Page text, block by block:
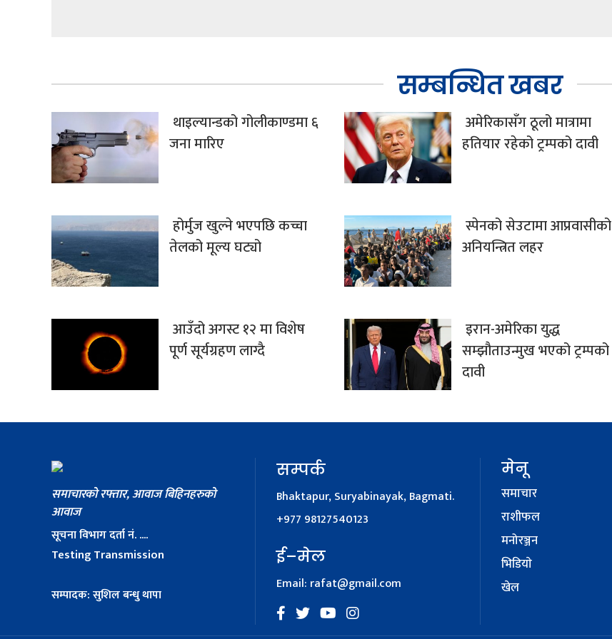
सम्बन्धित खबर
थाइल्यान्डको गोलीकाण्डमा ६
जना मारिए
अमेरिकासँग ठूलो मात्रामा
हतियार रहेको ट्रम्पको दावी
होर्मुज खुल्ने भएपछि कच्चा
तेलको मूल्य घट्यो
स्पेनको सेउटामा आप्रवासीको
अनियन्त्रित लहर
आउँदो अगस्ट १२ मा विशेष
पूर्ण सूर्यग्रहण लाग्दै
इरान-अमेरिका युद्ध
सम्झौताउन्मुख भएको ट्रम्पको
दावी
समाचारको रफ्तार, आवाज बिहिनहरुको
आवाज
सूचना विभाग दर्ता नं. ....
Testing Transmission
सम्पादक: सुशिल बन्धु थापा
सम्पर्क
Bhaktapur, Suryabinayak, Bagmati.
+977 98127540123
ई–मेल
Email: rafat@gmail.com
मेनू
समाचार
राशीफल
मनोरञ्जन
भिडियाे
खेल